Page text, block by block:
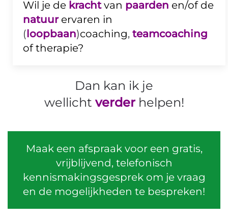
Wil je de krachtvan paarden en/of de
natuur ervaren in
(loopbaan)coaching, teamcoaching
of therapie?
Dan kan ik je
wellichtverder helpen!
Maak een afspraak voor een gratis,
vrijblijvend, telefonisch
kennismakingsgesprek om je vraag
en de mogelijkheden te bespreken!